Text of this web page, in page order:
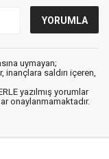
uymayan;
saldırı içeren,
yazılmış yorumlar
onaylanmamaktadır.